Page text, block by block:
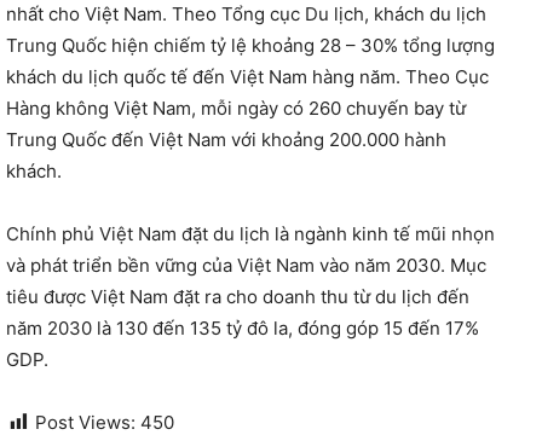
nhất cho Việt Nam. Theo Tổng cục Du lịch, khách du lịch
Trung Quốc hiện chiếm tỷ lệ khoảng 28 – 30% tổng lượng
khách du lịch quốc tế đến Việt Nam hàng năm. Theo Cục
Hàng không Việt Nam, mỗi ngày có 260 chuyến bay từ
Trung Quốc đến Việt Nam với khoảng 200.000 hành
khách.
Chính phủ Việt Nam đặt du lịch là ngành kinh tế mũi nhọn
và phát triển bền vững của Việt Nam vào năm 2030. Mục
tiêu được Việt Nam đặt ra cho doanh thu từ du lịch đến
năm 2030 là 130 đến 135 tỷ đô la, đóng góp 15 đến 17%
GDP.
Post Views: 450